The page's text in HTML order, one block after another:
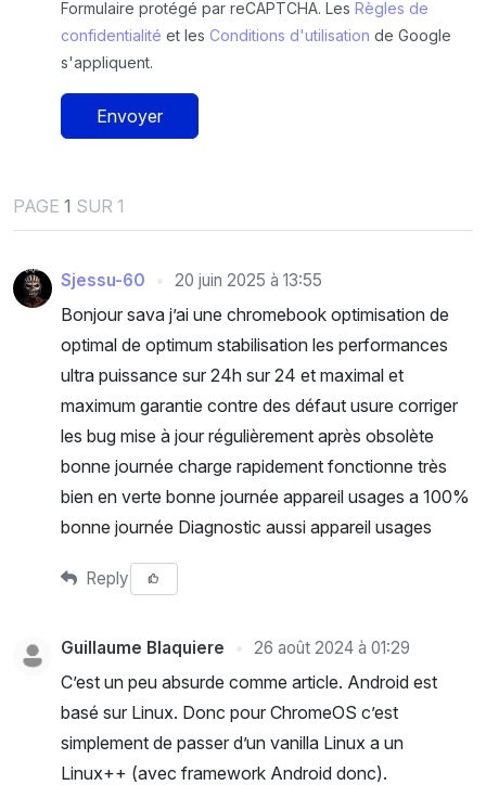
Formulaire protégé par reCAPTCHA. Les Règles de
confidentialité et les Conditions d'utilisation de Google
s'appliquent.
Envoyer
PAGE 1 SUR 1
Sjessu-60 20 juin 2025 à 13:55
Bonjour sava j’ai une chromebook optimisation de
optimal de optimum stabilisation les performances
ultra puissance sur 24h sur 24 et maximal et
maximum garantie contre des défaut usure corriger
les bug mise à jour régulièrement après obsolète
bonne journée charge rapidement fonctionne très
bien en verte bonne journée appareil usages a 100%
bonne journée Diagnostic aussi appareil usages
Reply
Guillaume Blaquiere 26 août 2024 à 01:29
C’est un peu absurde comme article. Android est
basé sur Linux. Donc pour ChromeOS c’est
simplement de passer d’un vanilla Linux a un
Linux++ (avec framework Android donc).